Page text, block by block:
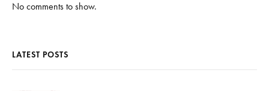
No comments to show.
LATEST POSTS